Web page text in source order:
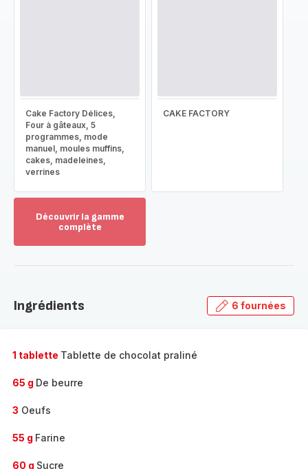
Cake Factory Délices,
Four à gâteaux, 5
programmes, mode
manuel, moules muffins,
cakes, madeleines,
verrines
CAKE FACTORY
Découvrir la gamme
complète
gamme
Ingrédients 6 fournées
1 tablette Tablette de chocolat praliné
65 g De beurre
3 Oeufs
55 g Farine
60 g Sucre